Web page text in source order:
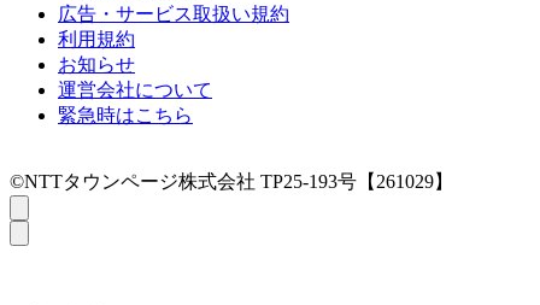
広告・サービス取扱い規約
利用規約
お知らせ
運営会社について
緊急時はこちら
©NTTタウンページ株式会社 TP25-193号【261029】